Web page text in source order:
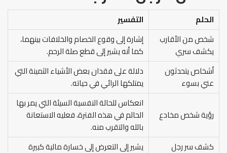
الحلم
التفسير
شخص من الأقارب
يكشف سري
إشارة إلى وقوع الخصام والخلافات بينهما،
كما أنه يشير إلى قطع صلة الرحم.
أشخاص يتحدثون
عني بسوء
دلالة على فقدان بعض الأشياء الثمينة التي
يمتلكها الرائي في حياته.
رؤية شخص مخادع
انعكاس للحالة النفسية السيئة التي يمر بها
الحالم في هذه الفترة، فعليه الاستعانة
بالله والتقرب منه.
كشف سر رجل
يشير إلى التعرض إلى خسارة مالية كبيرة